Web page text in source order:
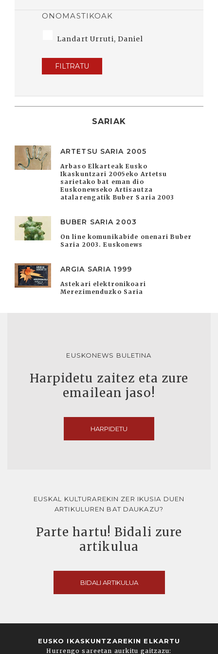
ONOMASTIKOAK
Landart Urruti, Daniel
FILTRATU
SARIAK
ARTETSU SARIA 2005
Arbaso Elkarteak Eusko
Ikaskuntzari 2005eko Artetsu
sarietako bat eman dio
Euskonewseko Artisautza
atalarengatik Buber Saria 2003
BUBER SARIA 2003
On line komunikabide onenari Buber
Saria 2003. Euskonews
ARGIA SARIA 1999
Astekari elektronikoari
Merezimenduzko Saria
EUSKONEWS BULETINA
Harpidetu zaitez eta zure
emailean jaso!
HARPIDETU
EUSKAL KULTURAREKIN ZER IKUSIA DUEN
ARTIKULUREN BAT DAUKAZU?
Parte hartu! Bidali zure
artikulua
BIDALI ARTIKULUA
EUSKO IKASKUNTZAREKIN ELKARTU
Hurrengo sareetan aurkitu gaitzazu: